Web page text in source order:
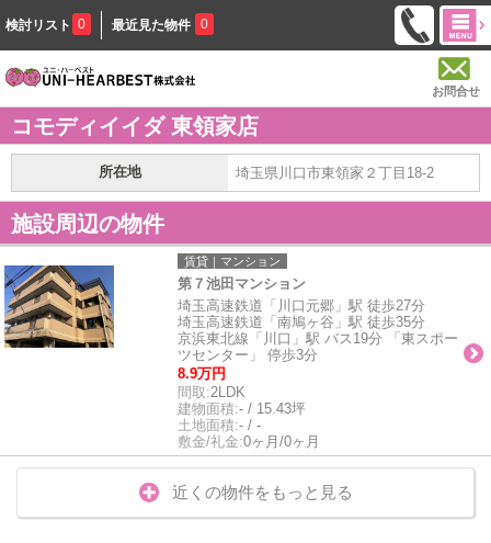
検討リスト 0 最近見た物件 0
お問合せ
コモディイイダ 東領家店
所在地 埼玉県川口市東領家２丁目18-2
施設周辺の物件
賃貸｜マンション
第７池田マンション
埼玉高速鉄道「川口元郷」駅 徒歩27分
埼玉高速鉄道「南鳩ヶ谷」駅 徒歩35分
京浜東北線「川口」駅 バス19分 「東スポー
ツセンター」 停歩3分
8.9万円
間取:2LDK
建物面積:- / 15.43坪
土地面積:- / -
敷金/礼金:0ヶ月/0ヶ月
近くの物件をもっと見る